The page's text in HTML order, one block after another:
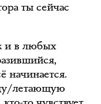
ты сейчас
и в любых
начинается.
летающую